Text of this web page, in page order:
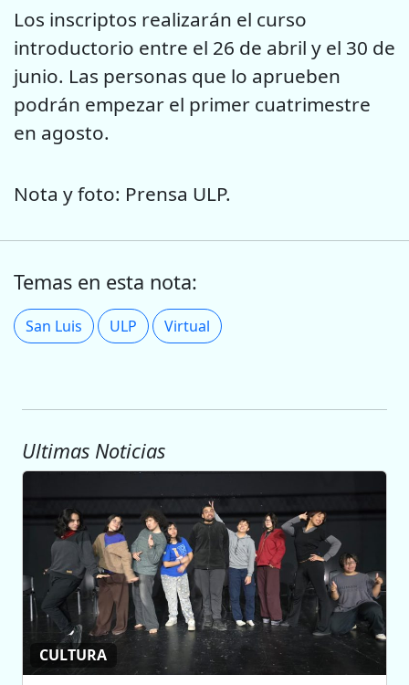
Los inscriptos realizarán el curso
introductorio entre el 26 de abril y el 30 de
junio. Las personas que lo aprueben
podrán empezar el primer cuatrimestre
en agosto.
Nota y foto: Prensa ULP.
Temas en esta nota:
San Luis ULP Virtual
Ultimas Noticias
CULTURA